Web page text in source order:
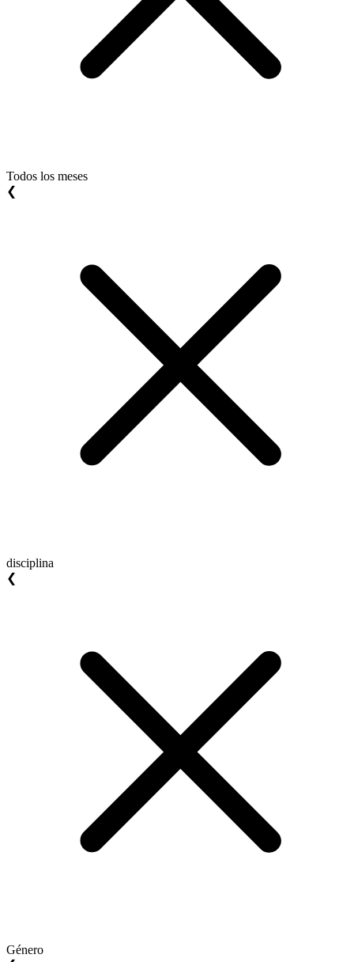
Todos los meses
❮
disciplina
❮
Género